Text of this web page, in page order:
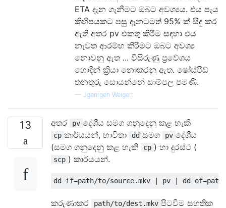
ETA දැන ගැනීමට ඔබට අවශ්‍යය. එය පැය
කිහිපයකට පසු දැනටමත් 95% ක් සිදු කර
ඇති අතර pv එකතු කිරීම සඳහා එය
නැවත ආරම්භ කිරීමට ඔබට අවශ්‍ය
නොවනු ඇත ... විසිරුණු ප්‍රවේශය
හොඳින් ක්‍රියා නොකරනු ඇත. ෂෝස්පීඩ්
තනතුරු සොයන්නේ සාම්පල පමණි.
— Jgenrgen Weigert
13 අතර pv දේශීය සමග ගනුදෙනු කළ හැකි
cp කාර්යයන්, භාවිතා dd සමග pv දේශීය
(සමග ගනුදෙනු කළ හැකි
cp ) හා දුරස්ථ (
scp ) කාර්යයන්.
කරුණාකර path/to/dest.mkv පිටවීම සහතික